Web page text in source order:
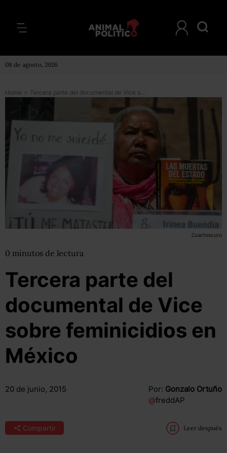
08 de agosto, 2026
Home > Tercera parte del documental de Vice sobre feminicidios en México
Cuartoscuro
0 minutos de lectura
Tercera parte del
documental de Vice
sobre feminicidios en
México
20 de junio, 2015 Por: Gonzalo Ortuño
@freddAP
Compartir Leer después